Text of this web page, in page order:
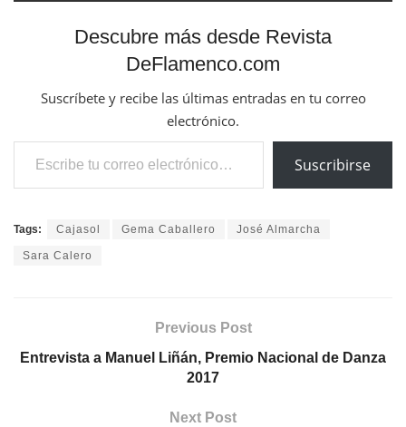
Descubre más desde Revista
DeFlamenco.com
Suscríbete y recibe las últimas entradas en tu correo
electrónico.
Escribe tu correo electrónico…
Suscribirse
Tags: Cajasol Gema Caballero José Almarcha
Sara Calero
Previous Post
Entrevista a Manuel Liñán, Premio Nacional de Danza
2017
Next Post